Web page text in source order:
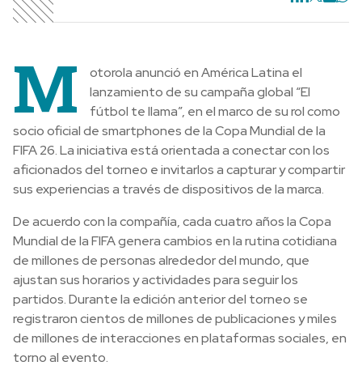
M
otorola anunció en América Latina el
lanzamiento de su campaña global “El
fútbol te llama”, en el marco de su rol como
socio oficial de smartphones de la Copa Mundial de la
FIFA 26. La iniciativa está orientada a conectar con los
aficionados del torneo e invitarlos a capturar y compartir
sus experiencias a través de dispositivos de la marca.
De acuerdo con la compañía, cada cuatro años la Copa
Mundial de la FIFA genera cambios en la rutina cotidiana
de millones de personas alrededor del mundo, que
ajustan sus horarios y actividades para seguir los
partidos. Durante la edición anterior del torneo se
registraron cientos de millones de publicaciones y miles
de millones de interacciones en plataformas sociales, en
torno al evento.